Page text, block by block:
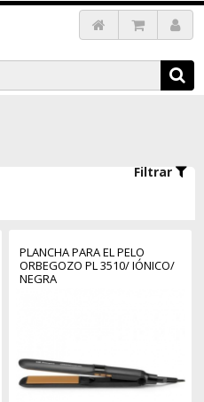
Filtrar
PLANCHA PARA EL PELO
ORBEGOZO PL 3510/ IÓNICO/
NEGRA